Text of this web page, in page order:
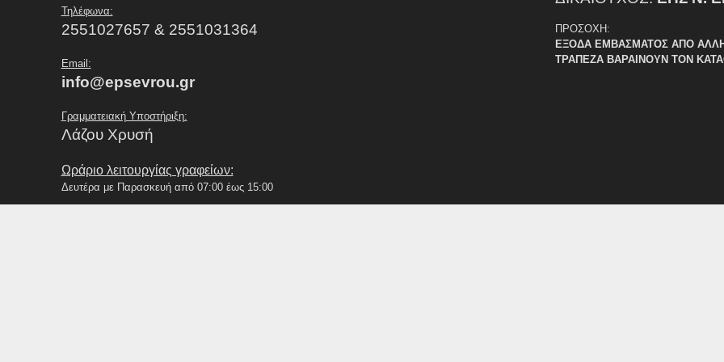
Τηλέφωνα:
2551027657 & 2551031364
Email:
info@epsevrou.gr
Γραμματειακή Υποστήριξη:
Λάζου Χρυσή
Ωράριο λειτουργίας γραφείων:
Δευτέρα με Παρασκευή από 07:00 έως 15:00
ΠΡΟΣΟΧΗ:
ΕΞΟΔΑ ΕΜΒΑΣΜΑΤΟΣ ΑΠΟ ΑΛΛΗ
ΤΡΑΠΕΖΑ ΒΑΡΑΙΝΟΥΝ ΤΟΝ